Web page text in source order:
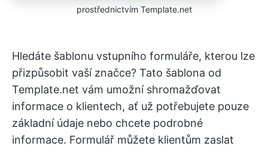
prostřednictvím Template.net
Hledáte šablonu vstupního formuláře, kterou lze
přizpůsobit vaší značce? Tato šablona od
Template.net vám umožní shromažďovat
informace o klientech, ať už potřebujete pouze
základní údaje nebo chcete podrobné
informace. Formulář můžete klientům zaslat